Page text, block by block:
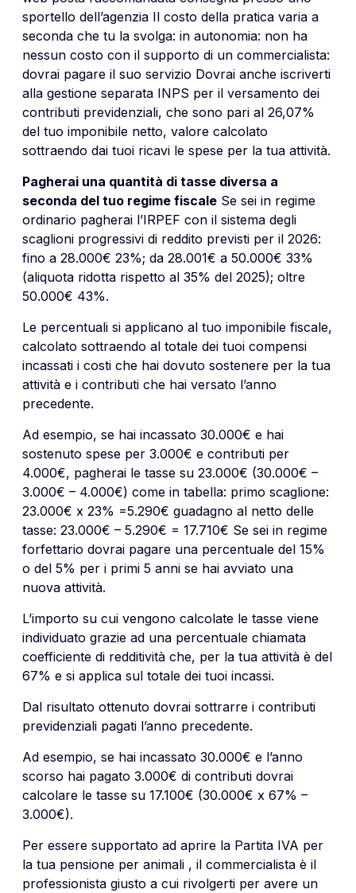
sportello dell’agenzia Il costo della pratica varia a
seconda che tu la svolga: in autonomia: non ha
nessun costo con il supporto di un commercialista:
dovrai pagare il suo servizio Dovrai anche iscriverti
alla gestione separata INPS per il versamento dei
contributi previdenziali, che sono pari al 26,07%
del tuo imponibile netto, valore calcolato
sottraendo dai tuoi ricavi le spese per la tua attività.
Pagherai una quantità di tasse diversa a
seconda del tuo regime fiscale Se sei in regime
ordinario pagherai l’IRPEF con il sistema degli
scaglioni progressivi di reddito previsti per il 2026:
fino a 28.000€ 23%; da 28.001€ a 50.000€ 33%
(aliquota ridotta rispetto al 35% del 2025); oltre
50.000€ 43%.
Le percentuali si applicano al tuo imponibile fiscale,
calcolato sottraendo al totale dei tuoi compensi
incassati i costi che hai dovuto sostenere per la tua
attività e i contributi che hai versato l’anno
precedente.
Ad esempio, se hai incassato 30.000€ e hai
sostenuto spese per 3.000€ e contributi per
4.000€, pagherai le tasse su 23.000€ (30.000€ –
3.000€ – 4.000€) come in tabella: primo scaglione:
23.000€ x 23% =5.290€ guadagno al netto delle
tasse: 23.000€ – 5.290€ = 17.710€ Se sei in regime
forfettario dovrai pagare una percentuale del 15%
o del 5% per i primi 5 anni se hai avviato una
nuova attività.
L’importo su cui vengono calcolate le tasse viene
individuato grazie ad una percentuale chiamata
coefficiente di redditività che, per la tua attività è del
67% e si applica sul totale dei tuoi incassi.
Dal risultato ottenuto dovrai sottrarre i contributi
previdenziali pagati l’anno precedente.
Ad esempio, se hai incassato 30.000€ e l’anno
scorso hai pagato 3.000€ di contributi dovrai
calcolare le tasse su 17.100€ (30.000€ x 67% –
3.000€).
Per essere supportato ad aprire la Partita IVA per
la tua pensione per animali , il commercialista è il
professionista giusto a cui rivolgerti per avere un